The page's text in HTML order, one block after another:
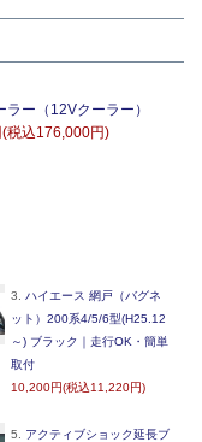
ラー（12Vクーラー）
税込176,000円)
3.
ハイエース 網戸（バグネ
ット）200系4/5/6型(H25.12
～) ブラック｜走行OK・簡単
取付
10,200円(税込11,220円)
5.
アクティブショック延長ブ